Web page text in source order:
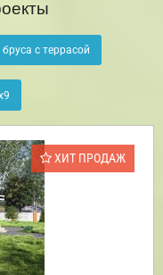
с террасой
ХИТ ПРОДАЖ